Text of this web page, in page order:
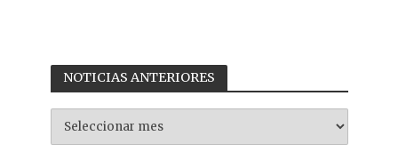
NOTICIAS ANTERIORES
ANTERIORES